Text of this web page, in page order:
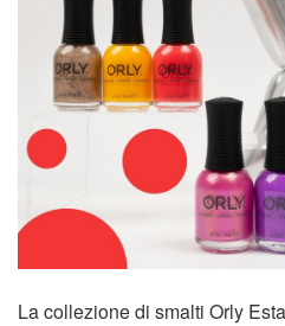
La collezione di smalti Orly